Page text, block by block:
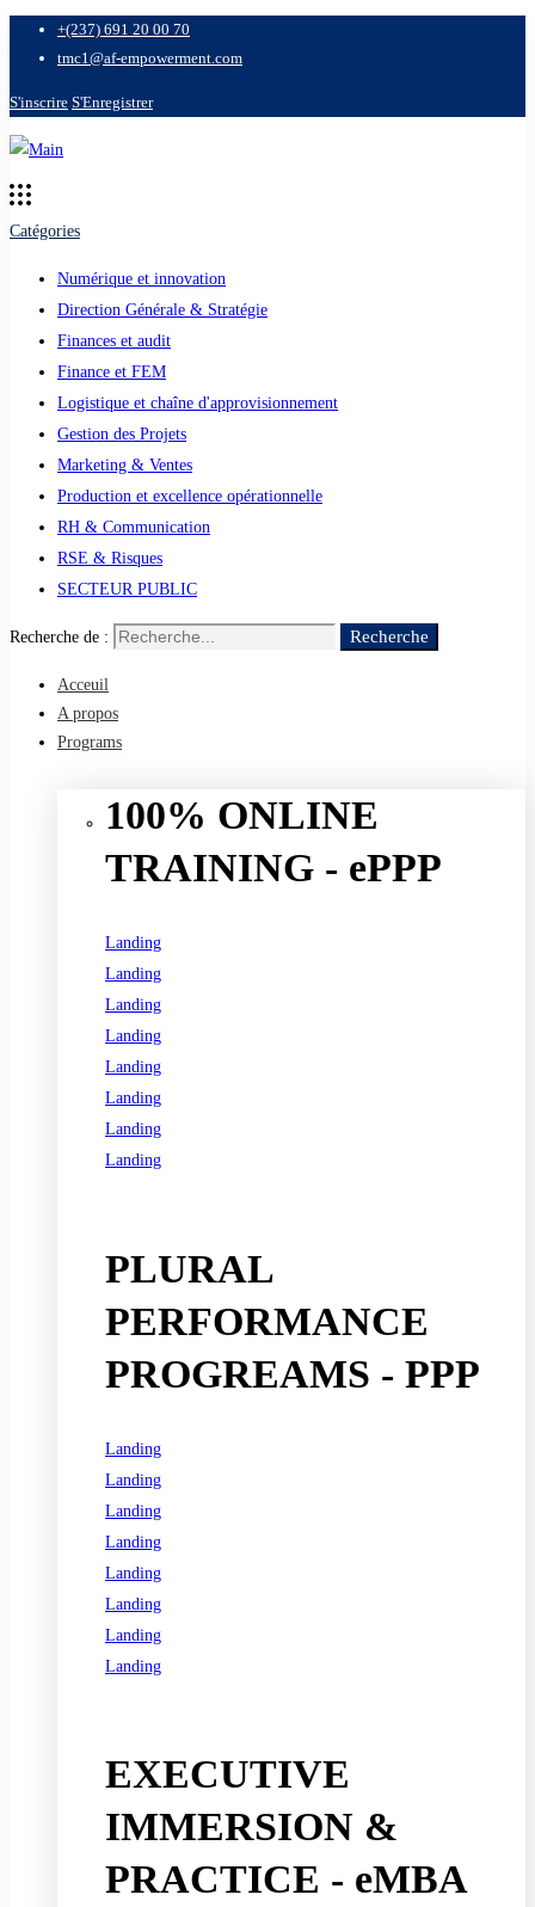
+(237) 691 20 00 70
tmc1@af-empowerment.com
S'inscrire S'Enregistrer
Catégories
Numérique et innovation
Direction Générale & Stratégie
Finances et audit
Finance et FEM
Logistique et chaîne d'approvisionnement
Gestion des Projets
Marketing & Ventes
Production et excellence opérationnelle
RH & Communication
RSE & Risques
SECTEUR PUBLIC
Recherche de : Recherche
Acceuil
A propos
Programs
100% ONLINE
TRAINING - ePPP
Landing
Landing
Landing
Landing
Landing
Landing
Landing
Landing
PLURAL
PERFORMANCE
PROGREAMS - PPP
Landing
Landing
Landing
Landing
Landing
Landing
Landing
Landing
EXECUTIVE
IMMERSION &
PRACTICE - eMBA